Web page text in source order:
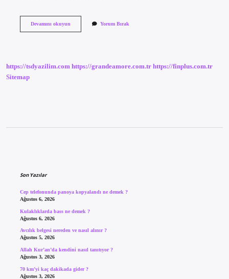
Devamını okuyunBağışıklık
Yorum Bırak
https://tsdyazilim.com https://grandeamore.com.tr https://finplus.com.tr
Sitemap
Son Yazılar
Cep telefonunda panoya kopyalandı ne demek ?
Ağustos 6, 2026
Kulaklıklarda bass ne demek ?
Ağustos 6, 2026
Avcılık belgesi nereden ve nasıl alınır ?
Ağustos 5, 2026
Allah Kur’an’da kendini nasıl tanıtıyor ?
Ağustos 3, 2026
70 km’yi kaç dakikada gider ?
Ağustos 3, 2026